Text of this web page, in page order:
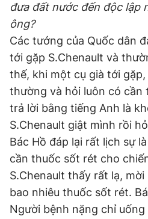
đưa đất nước đến độc lập
ông?
Các tướng của Quốc dân
tới gặp S.Chenault và
thế, khi một cụ già tới
thường và hỏi luôn có cần
trả lời bằng tiếng Anh là
S.Chenault giật mình rồi
Bác Hồ đáp lại rất lịch sự
cần thuốc sốt rét cho
S.Chenault thấy rất lạ,
bao nhiêu thuốc sốt rét.
Người bệnh nặng chỉ